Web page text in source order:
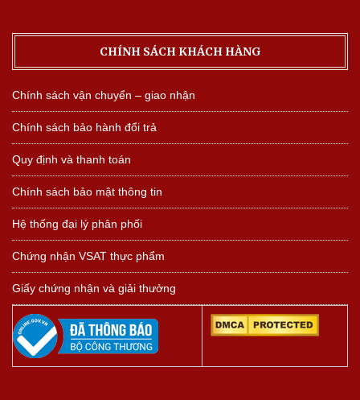
CHÍNH SÁCH KHÁCH HÀNG
Chính sách vận chuyển – giao nhận
Chính sách bảo hành đổi trả
Quy định và thanh toán
Chính sách bảo mật thông tin
Hệ thống đại lý phân phối
Chứng nhận VSAT thực phẩm
Giấy chứng nhận và giải thưởng